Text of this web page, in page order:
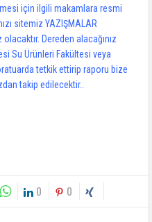
için ilgili makamlara resmi
sitemiz YAZIŞMALAR
Dereden alacağınız
Su Ürünleri Fakültesi veya
tetkik ettirip raporu bize
takip edilecektir..
0 0